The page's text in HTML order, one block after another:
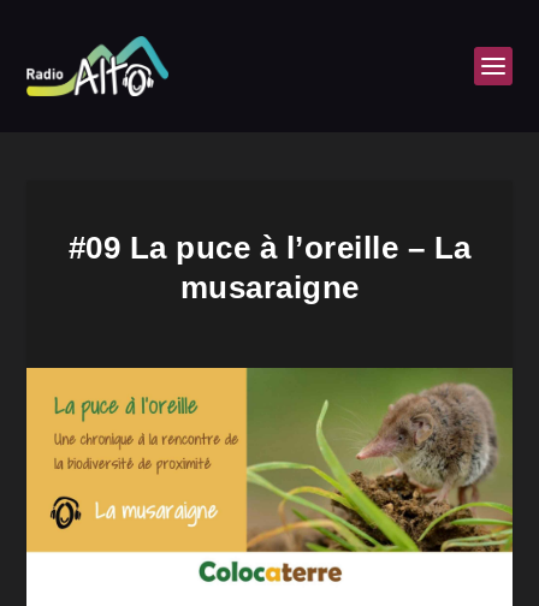
#09 La puce à l’oreille – La
musaraigne